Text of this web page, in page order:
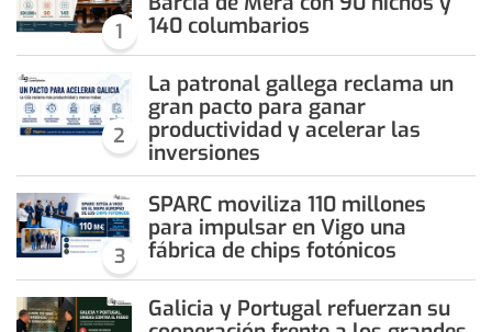
1
140 columbarios
2
La patronal gallega reclama un
gran pacto para ganar
productividad y acelerar las
inversiones
3
SPARC moviliza 110 millones
para impulsar en Vigo una
fábrica de chips fotónicos
Galicia y Portugal refuerzan su